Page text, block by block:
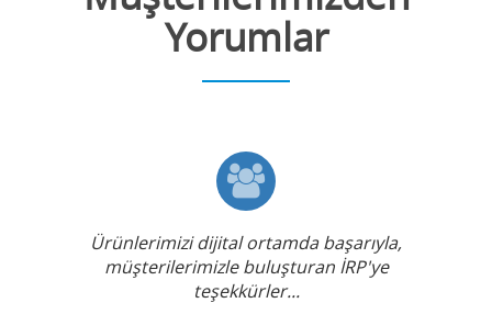
Yorumlar
Ürünlerimizi dijital ortamda başarıyla,
müşterilerimizle buluşturan İRP'ye
teşekkürler...